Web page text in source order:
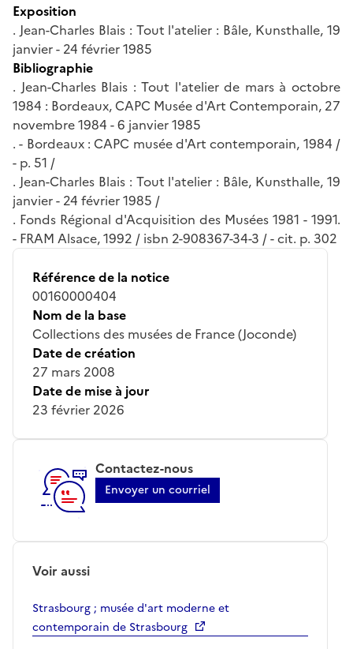
Exposition
. Jean-Charles Blais : Tout l'atelier : Bâle, Kunsthalle, 19
janvier - 24 février 1985
Bibliographie
. Jean-Charles Blais : Tout l'atelier de mars à octobre
1984 : Bordeaux, CAPC Musée d'Art Contemporain, 27
novembre 1984 - 6 janvier 1985
. - Bordeaux : CAPC musée d'Art contemporain, 1984 /
- p. 51 /
. Jean-Charles Blais : Tout l'atelier : Bâle, Kunsthalle, 19
janvier - 24 février 1985 /
. Fonds Régional d'Acquisition des Musées 1981 - 1991.
- FRAM Alsace, 1992 / isbn 2-908367-34-3 / - cit. p. 302
Référence de la notice
00160000404
Nom de la base
Collections des musées de France (Joconde)
Date de création
27 mars 2008
Date de mise à jour
23 février 2026
Contactez-nous
Envoyer un courriel
Voir aussi
Strasbourg ; musée d'art moderne et
contemporain de Strasbourg